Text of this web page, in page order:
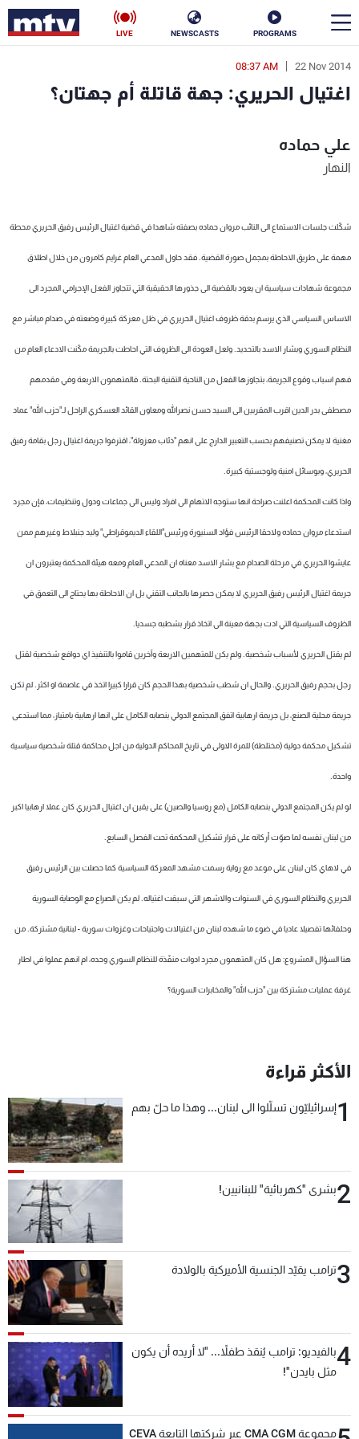
PROGRAMS
NEWSCASTS
LIVE
22 Nov 2014
08:37 AM
اغتيال الحريري: جهة قاتلة أم جهتان؟
علي حماده
النهار
شكّلت جلسات الاستماع الى النائب مروان حماده بصفته شاهدا في قضية اغتيال الرئيس رفيق الحريري محطة
مهمة على طريق الاحاطة بمجمل صورة القضية. فقد حاول المدعي العام غرايم كامرون من خلال اطلاق
مجموعة شهادات سياسية ان يعود بالقضية الى جذورها الحقيقية التي تتجاوز الفعل الإجرامي المجرد الى
الاساس السياسي الذي يرسم بدقة ظروف اغتيال الحريري في ظل معركة كبيرة وضعته في صدام مباشر مع
النظام السوري وبشار الاسد بالتحديد. ولعل العودة الى الظروف التي احاطت بالجريمة مكّنت الادعاء العام من
فهم اسباب وقوع الجريمة، بتجاوزها الفعل من الناحية التقنية البحتة. فالمتهمون الاربعة وفي مقدمهم
مصطفى بدر الدين اقرب المقربين الى السيد حسن نصرالله ومعاون القائد العسكري الراحل لـ"حزب الله" عماد
مغنية لا يمكن تصنيفهم بحسب التعبير الدارج على انهم "ذئاب معزولة"، اقترفوا جريمة اغتيال رجل بقامة رفيق
الحريري، وبوسائل امنية ولوجستية كبيرة.
واذا كانت المحكمة اعلنت صراحة انها ستوجه الاتهام الى افراد وليس الى جماعات ودول وتنظيمات، فإن مجرد
استدعاء مروان حماده ولاحقا الرئيس فؤاد السنيورة ورئيس"اللقاء الديموقراطي" وليد جنبلاط وغيرهم ممن
عايشوا الحريري في مرحلة الصدام مع بشار الاسد معناه ان المدعي العام ومعه هيئة المحكمة يعتبرون ان
جريمة اغتيال الرئيس رفيق الحريري لا يمكن حصرها بالجانب التقني بل ان الاحاطة بها يحتاج الى التعمق في
الظروف السياسية التي ادت بجهة معينة الى اتخاذ قرار بشطبه جسديا.
لم يقتل الحريري لأسباب شخصية. ولم يكن للمتهمين الاربعة وآخرين قاموا بالتنفيذ اي دوافع شخصية لقتل
رجل بحجم رفيق الحريري. والحال ان شطب شخصية بهذا الحجم كان قرارا كبيرا اتخذ في عاصمة او اكثر. لم تكن
جريمة محلية الصنع، بل جريمة ارهابية اتفق المجتمع الدولي بنصابه الكامل على انها ارهابية بامتياز، مما استدعى
تشكيل محكمة دولية (مختلطة) للمرة الاولى في تاريخ المحاكم الدولية من اجل محاكمة قتلة شخصية سياسية
واحدة.
لو لم يكن المجتمع الدولي بنصابه الكامل (مع روسيا والصين) على يقين ان اغتيال الحريري كان عملا ارهابيا اكبر
من لبنان نفسه لما صوّت أركانه على قرار تشكيل المحكمة تحت الفصل السابع.
في لاهاي كان لبنان على موعد مع رواية رسمت مشهد المعركة السياسية كما حصلت بين الرئيس رفيق
الحريري والنظام السوري في السنوات والاشهر التي سبقت اغتياله. لم يكن الصراع مع الوصاية السورية
وحلفائها تفصيلا عاديا في ضوء ما شهده لبنان من اغتيالات واجتياحات وغزوات سورية - لبنانية مشتركة. من
هنا السؤال المشروع: هل كان المتهمون مجرد ادوات منفّذة للنظام السوري وحده، ام انهم عملوا في اطار
غرفة عمليات مشتركة بين "حزب الله" والمخابرات السورية؟
الأكثر قراءة
1إسرائيليّون تسلّلوا الى لبنان... وهذا ما حلّ بهم
2بشرى "كهربائية" للبنانيين!
3ترامب يقيّد الجنسية الأميركية بالولادة
4بالفيديو: ترامب يُنقذ طفلاً... "لا أريده أن يكون
مثل بايدن"!
مجموعة CMA CGM عبر شركتها التابعة CEVA
en
الأخبار
سياسة
منوعات رياضة
كأس العالم
جدول البرامج
شاهد البرامج
الإنـتـاج
سياسة الخصوصية